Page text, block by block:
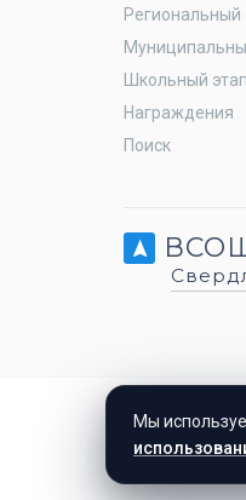
Региональный
Школьный этап
Награждения
Поиск
Мы